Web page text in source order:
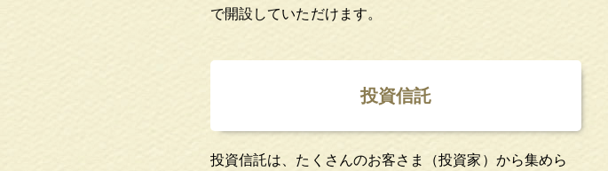
で開設していただけます。
投資信託
投資信託は、たくさんのお客さま（投資家）から集めら